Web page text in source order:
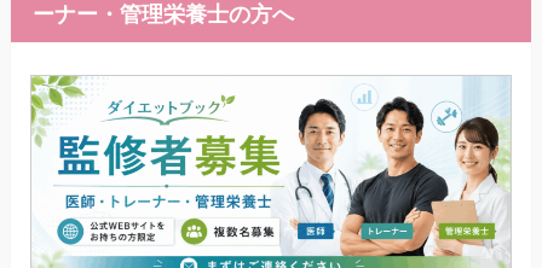
ーナー・管理栄養士の方へ